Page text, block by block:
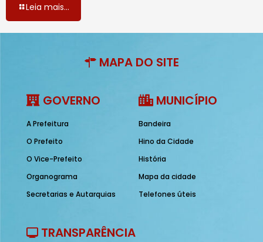
Leia mais...
MAPA DO SITE
GOVERNO
A Prefeitura
O Prefeito
O Vice-Prefeito
Organograma
Secretarias e Autarquias
MUNICÍPIO
Bandeira
Hino da Cidade
História
Mapa da cidade
Telefones úteis
TRANSPARÊNCIA